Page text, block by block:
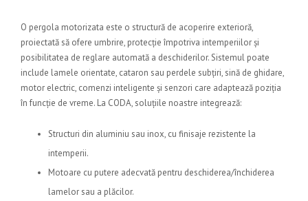
O pergola motorizata este o structură de acoperire exterioră,
proiectată să ofere umbrire, protecție împotriva intemperiilor și
posibilitatea de reglare automată a deschiderilor. Sistemul poate
include lamele orientate, cataron sau perdele subțiri, sină de ghidare,
motor electric, comenzi inteligente și senzori care adaptează poziția
în funcție de vreme. La CODA, soluțiile noastre integrează:
Structuri din aluminiu sau inox, cu finisaje rezistente la
intemperii.
Motoare cu putere adecvată pentru deschiderea/închiderea
lamelor sau a plăcilor.